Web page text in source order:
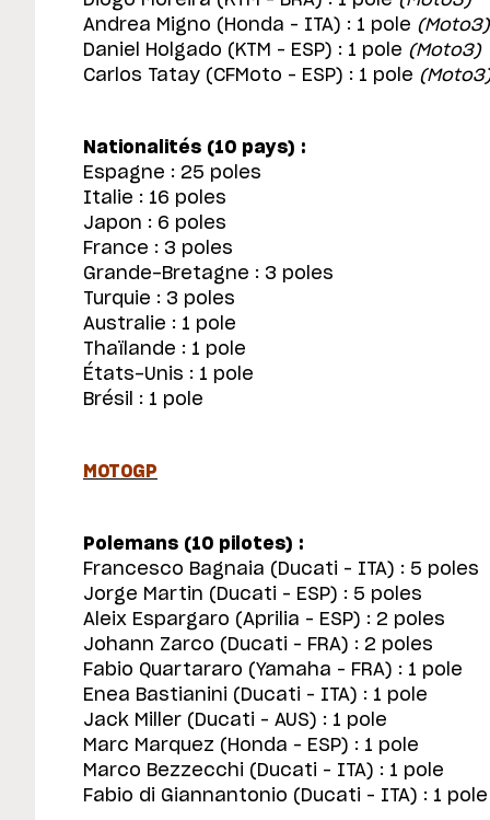
Andrea Migno (Honda – ITA) : 1 pole (Moto3)
Daniel Holgado (KTM – ESP) : 1 pole (Moto3)
Carlos Tatay (CFMoto – ESP) : 1 pole
Nationalités (10 pays) :
Espagne : 25 poles
Italie : 16 poles
Japon : 6 poles
France : 3 poles
Grande-Bretagne : 3 poles
Turquie : 3 poles
Australie : 1 pole
Thaïlande : 1 pole
États-Unis : 1 pole
Brésil : 1 pole
MOTOGP
Polemans (10 pilotes) :
Francesco Bagnaia (Ducati – ITA) : 5 poles
Jorge Martin (Ducati – ESP) : 5 poles
Aleix Espargaro (Aprilia – ESP) : 2 poles
Johann Zarco (Ducati – FRA) : 2 poles
Fabio Quartararo (Yamaha – FRA) : 1 pole
Enea Bastianini (Ducati – ITA) : 1 pole
Jack Miller (Ducati – AUS) : 1 pole
Marc Marquez (Honda – ESP) : 1 pole
Marco Bezzecchi (Ducati – ITA) : 1 pole
Fabio di Giannantonio (Ducati – ITA) : 1 pole